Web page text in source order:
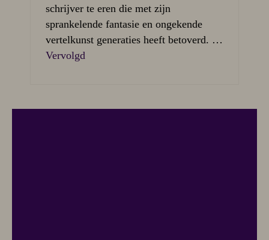
schrijver te eren die met zijn
sprankelende fantasie en ongekende
vertelkunst generaties heeft betoverd. …
Vervolgd